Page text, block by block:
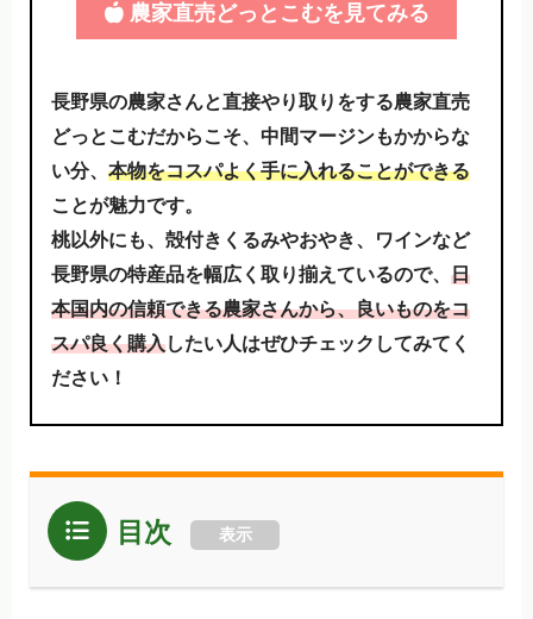
農家直売どっとこむを見てみる
長野県の農家さんと直接やり取りをする農家直売
どっとこむだからこそ、中間マージンもかからな
い分、 本物をコスパよく手に入れることができる
ことが魅力です。
桃以外にも、殻付きくるみやおやき、ワインなど
長野県の特産品を幅広く取り揃えているので、 日
本国内の信頼できる農家さんから、良いものをコ
スパ良く購入したい人はぜひチェックしてみてく
ださい！
目次 表示